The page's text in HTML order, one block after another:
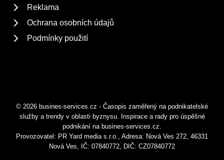
Reklama
Ochrana osobních údajů
Podmínky použití
© 2026 busines-services.cz - Časopis zaměřený na podnikatelské
služby a trendy v oblasti byznysu. Inspirace a rady pro úspěšné
podnikání na busines-services.cz.
Provozovatel: PR Yard media s.r.o., Adresa: Nová Ves 272, 46331
Nová Ves, IČ: 07840772, DIČ: CZ07840772